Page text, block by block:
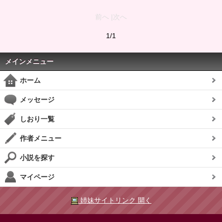
前へ |次へ
1/1
メインメニュー
ホーム
メッセージ
しおり一覧
作者メニュー
小説を探す
マイページ
姉妹サイトリンク 開く